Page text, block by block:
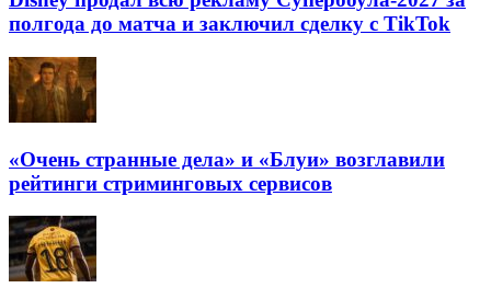
полгода до матча и заключил сделку с TikTok
«Очень странные дела» и «Блуи» возглавили
рейтинги стриминговых сервисов